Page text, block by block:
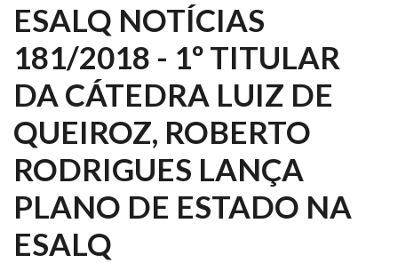
ESALQ NOTÍCIAS
181/2018 - 1º TITULAR
DA CÁTEDRA LUIZ DE
QUEIROZ, ROBERTO
RODRIGUES LANÇA
PLANO DE ESTADO NA
ESALQ